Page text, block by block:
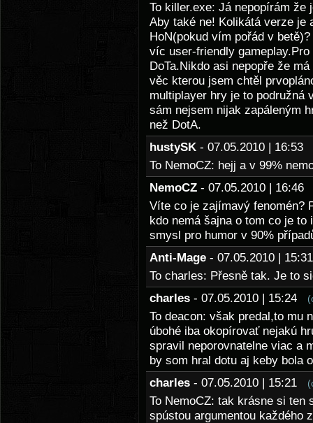
To killer.exe: Já nepopírám že
Aby také ne! Kolikátá verze je
HoN(pokud vím pořád v
víc user-friendly
DoTa.Nikdo asi nepopře že
věc kterou jsem chtěl
multiplayer hry je to podružná
sám nejsem nijak zapáleným
než DotA.
hustySK - 07.05.2010 | 16:53
To NemoCZ: hejj a v 99%
NemoCZ - 07.05.2010 |
Víte co je zajímavý fenomén?
kdo nemá šajna o tom co je to
smysl pro humor v 90%
Anti-Mage - 07.05.2010 |
To charles: Přesně tak. Je to
charles - 07.05.2010 | 15:24
To deacon: však predal,to mu
úbohé iba okopírovať nejakú
spravil neporovnatelne viac a
by som hral dotu aj keby bola
charles - 07.05.2010 | 15:21
To NemoCZ: tak krásne si ten
spústou argumentou každého